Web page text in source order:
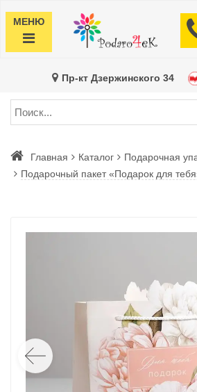
МЕНЮ
Пр-кт Дзержинского 34
Главная Каталог
Подарочная
Подарочный пакет «Подарок для